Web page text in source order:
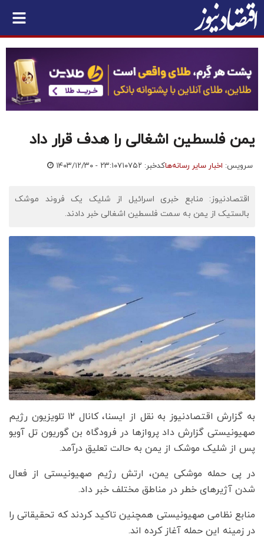
یمن فلسطین اشغالی را هدف قرار داد
سرویس: اخبار سایر رسانه‌هاکدخبر: ۷۱۰۷۵۲ ۱۴۰۳/۱۲/۳۰ - ۲۳:۱۰
اقتصادنیوز: منابع خبری اسرائیل از شلیک یک فروند موشک
بالستیک از یمن به سمت فلسطین اشغالی خبر دادند.
به گزارش اقتصادنیوز به نقل از ایسنا، کانال ۱۲ تلویزیون رژیم
صهیونیستی گزارش داد پروازها در فرودگاه بن گوریون تل آویو
پس از شلیک موشک از یمن به حالت تعلیق درآمد.
در پی حمله موشکی یمن، ارتش رژیم صهیونیستی از فعال
شدن آژیرهای خطر در مناطق مختلف خبر داد.
منابع نظامی صهیونیستی همچنین تاکید کردند که تحقیقاتی را
در زمینه این حمله آغاز کرده اند.